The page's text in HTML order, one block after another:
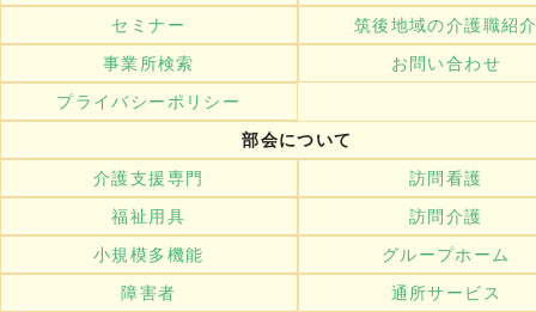
セミナー
筑後地域の介護職紹
事業所検索
お問い合わせ
プライバシーポリシー
部会について
介護支援専門
訪問看護
福祉用具
訪問介護
小規模多機能
グループホーム
障害者
通所サービス